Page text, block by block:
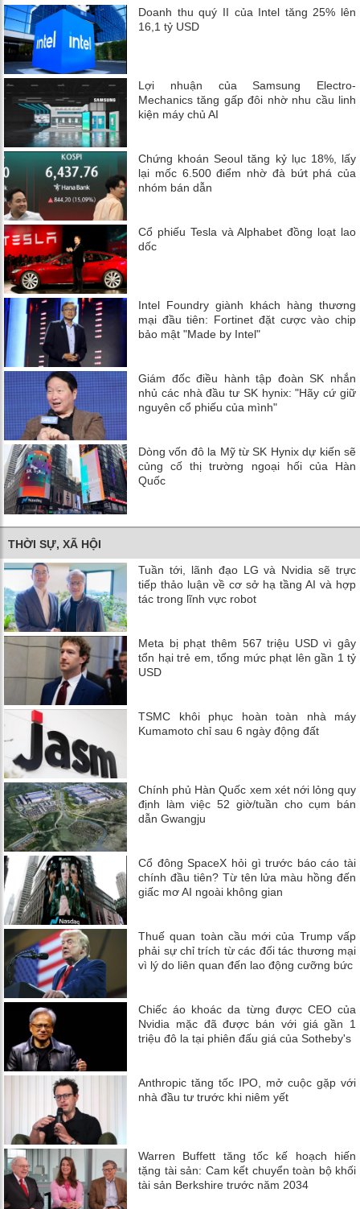
Doanh thu quý II của Intel tăng 25% lên
16,1 tỷ USD
Lợi nhuận của Samsung Electro-
Mechanics tăng gấp đôi nhờ nhu cầu linh
kiện máy chủ AI
Chứng khoán Seoul tăng kỷ lục 18%, lấy
lại mốc 6.500 điểm nhờ đà bứt phá của
nhóm bán dẫn
Cổ phiếu Tesla và Alphabet đồng loạt lao
dốc
Intel Foundry giành khách hàng thương
mại đầu tiên: Fortinet đặt cược vào chip
bảo mật "Made by Intel"
Giám đốc điều hành tập đoàn SK nhắn
nhủ các nhà đầu tư SK hynix: "Hãy cứ giữ
nguyên cổ phiếu của mình"
Dòng vốn đô la Mỹ từ SK Hynix dự kiến ​​sẽ
củng cố thị trường ngoại hối của Hàn
Quốc
THỜI SỰ, XÃ HỘI
Tuần tới, lãnh đạo LG và Nvidia sẽ trực
tiếp thảo luận về cơ sở hạ tầng AI và hợp
tác trong lĩnh vực robot
Meta bị phạt thêm 567 triệu USD vì gây
tổn hại trẻ em, tổng mức phạt lên gần 1 tỷ
USD
TSMC khôi phục hoàn toàn nhà máy
Kumamoto chỉ sau 6 ngày động đất
Chính phủ Hàn Quốc xem xét nới lỏng quy
định làm việc 52 giờ/tuần cho cụm bán
dẫn Gwangju
Cổ đông SpaceX hỏi gì trước báo cáo tài
chính đầu tiên? Từ tên lửa màu hồng đến
giấc mơ AI ngoài không gian
Thuế quan toàn cầu mới của Trump vấp
phải sự chỉ trích từ các đối tác thương mại
vì lý do liên quan đến lao động cưỡng bức
Chiếc áo khoác da từng được CEO của
Nvidia mặc đã được bán với giá gần 1
triệu đô la tại phiên đấu giá của Sotheby's
Anthropic tăng tốc IPO, mở cuộc gặp với
nhà đầu tư trước khi niêm yết
Warren Buffett tăng tốc kế hoạch hiến
tặng tài sản: Cam kết chuyển toàn bộ khối
tài sản Berkshire trước năm 2034